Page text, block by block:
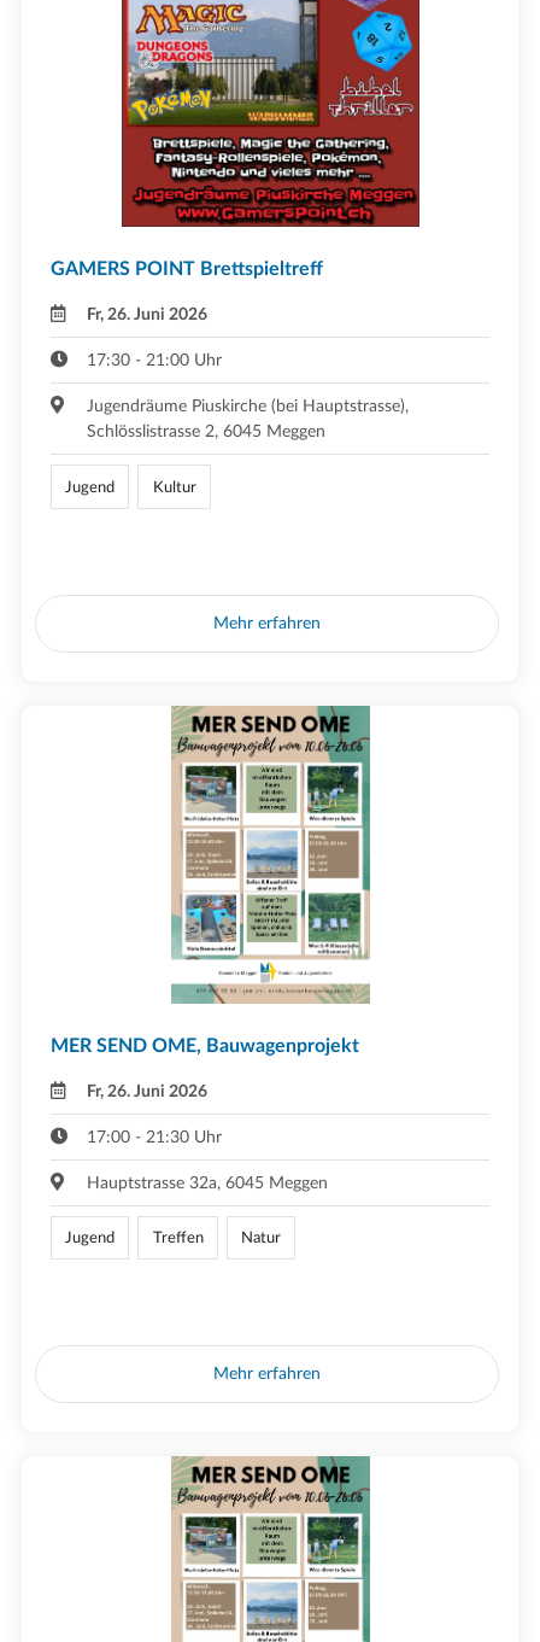
GAMERS POINT Brettspieltreff
Fr, 26. Juni 2026
17:30 - 21:00 Uhr
Jugendräume Piuskirche (bei Hauptstrasse),
Schlösslistrasse 2, 6045 Meggen
Jugend Kultur
Mehr erfahren
MER SEND OME, Bauwagenprojekt
Fr, 26. Juni 2026
17:00 - 21:30 Uhr
Hauptstrasse 32a, 6045 Meggen
Jugend Treffen Natur
Mehr erfahren